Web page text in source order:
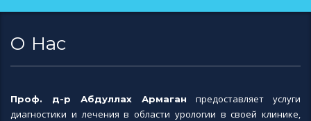
О Нас
Проф. д-р Абдуллах Армаган
предоставляет услуги
диагностики и лечения в области урологии в своей клинике,